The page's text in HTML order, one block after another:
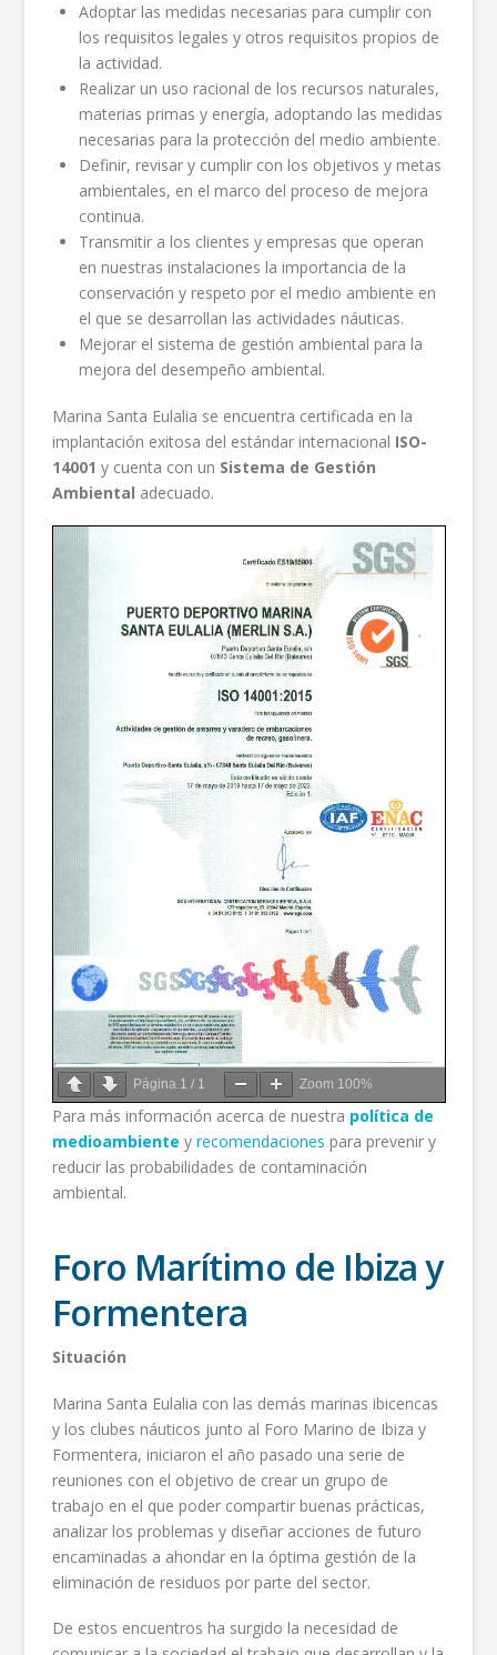
Adoptar las medidas necesarias para cumplir con
los requisitos legales y otros requisitos propios de
la actividad.
Realizar un uso racional de los recursos naturales,
materias primas y energía, adoptando las medidas
necesarias para la protección del medio ambiente.
Definir, revisar y cumplir con los objetivos y metas
ambientales, en el marco del proceso de mejora
continua.
Transmitir a los clientes y empresas que operan
en nuestras instalaciones la importancia de la
conservación y respeto por el medio ambiente en
el que se desarrollan las actividades náuticas.
Mejorar el sistema de gestión ambiental para la
mejora del desempeño ambiental.
Marina Santa Eulalia se encuentra certificada en la
implantación exitosa del estándar internacional ISO-
14001 y cuenta con un Sistema de Gestión
Ambiental adecuado.
Página 1 / 1 Zoom 100%
Para más información acerca de nuestra política de
medioambiente yrecomendaciones para prevenir y
reducir las probabilidades de contaminación
ambiental.
Foro Marítimo de Ibiza y
Formentera
Situación
Marina Santa Eulalia con las demás marinas ibicencas
y los clubes náuticos junto al Foro Marino de Ibiza y
Formentera, iniciaron el año pasado una serie de
reuniones con el objetivo de crear un grupo de
trabajo en el que poder compartir buenas prácticas,
analizar los problemas y diseñar acciones de futuro
encaminadas a ahondar en la óptima gestión de la
eliminación de residuos por parte del sector.
De estos encuentros ha surgido la necesidad de